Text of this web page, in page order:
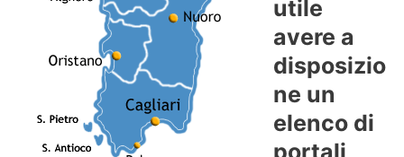
utile
avere a
disposizio
ne un
elenco di
portali